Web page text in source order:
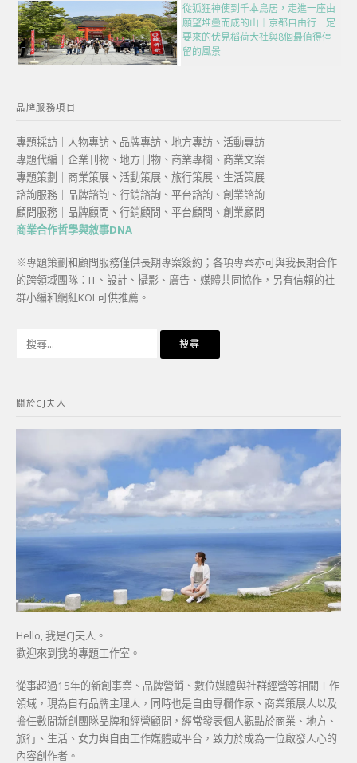
從狐狸神使到千本鳥居，走進一座由
願望堆疊而成的山｜京都自由行一定
要來的伏見稻荷大社與8個最值得停
留的風景
品牌服務項目
專題採訪｜人物專訪、品牌專訪、地方專訪、活動專訪
專題代編｜企業刊物、地方刊物、商業專欄、商業文案
專題策劃｜商業策展、活動策展、旅行策展、生活策展
諮詢服務｜品牌諮詢、行銷諮詢、平台諮詢、創業諮詢
顧問服務｜品牌顧問、行銷顧問、平台顧問、創業顧問
商業合作哲學與敘事DNA
※專題策劃和顧問服務僅供長期專案簽約；各項專案亦可與我長期合作
的跨領域團隊：IT、設計、攝影、廣告、媒體共同協作，另有信賴的社
群小編和網紅KOL可供推薦。
字:
關於CJ夫人
Hello, 我是CJ夫人。
歡迎來到我的專題工作室。
從事超過15年的新創事業、品牌營銷、數位媒體與社群經營等相關工作
領域，現為自有品牌主理人，同時也是自由專欄作家、商業策展人以及
擔任數間新創團隊品牌和經營顧問，經常發表個人觀點於商業、地方、
旅行、生活、女力與自由工作媒體或平台，致力於成為一位啟發人心的
內容創作者。